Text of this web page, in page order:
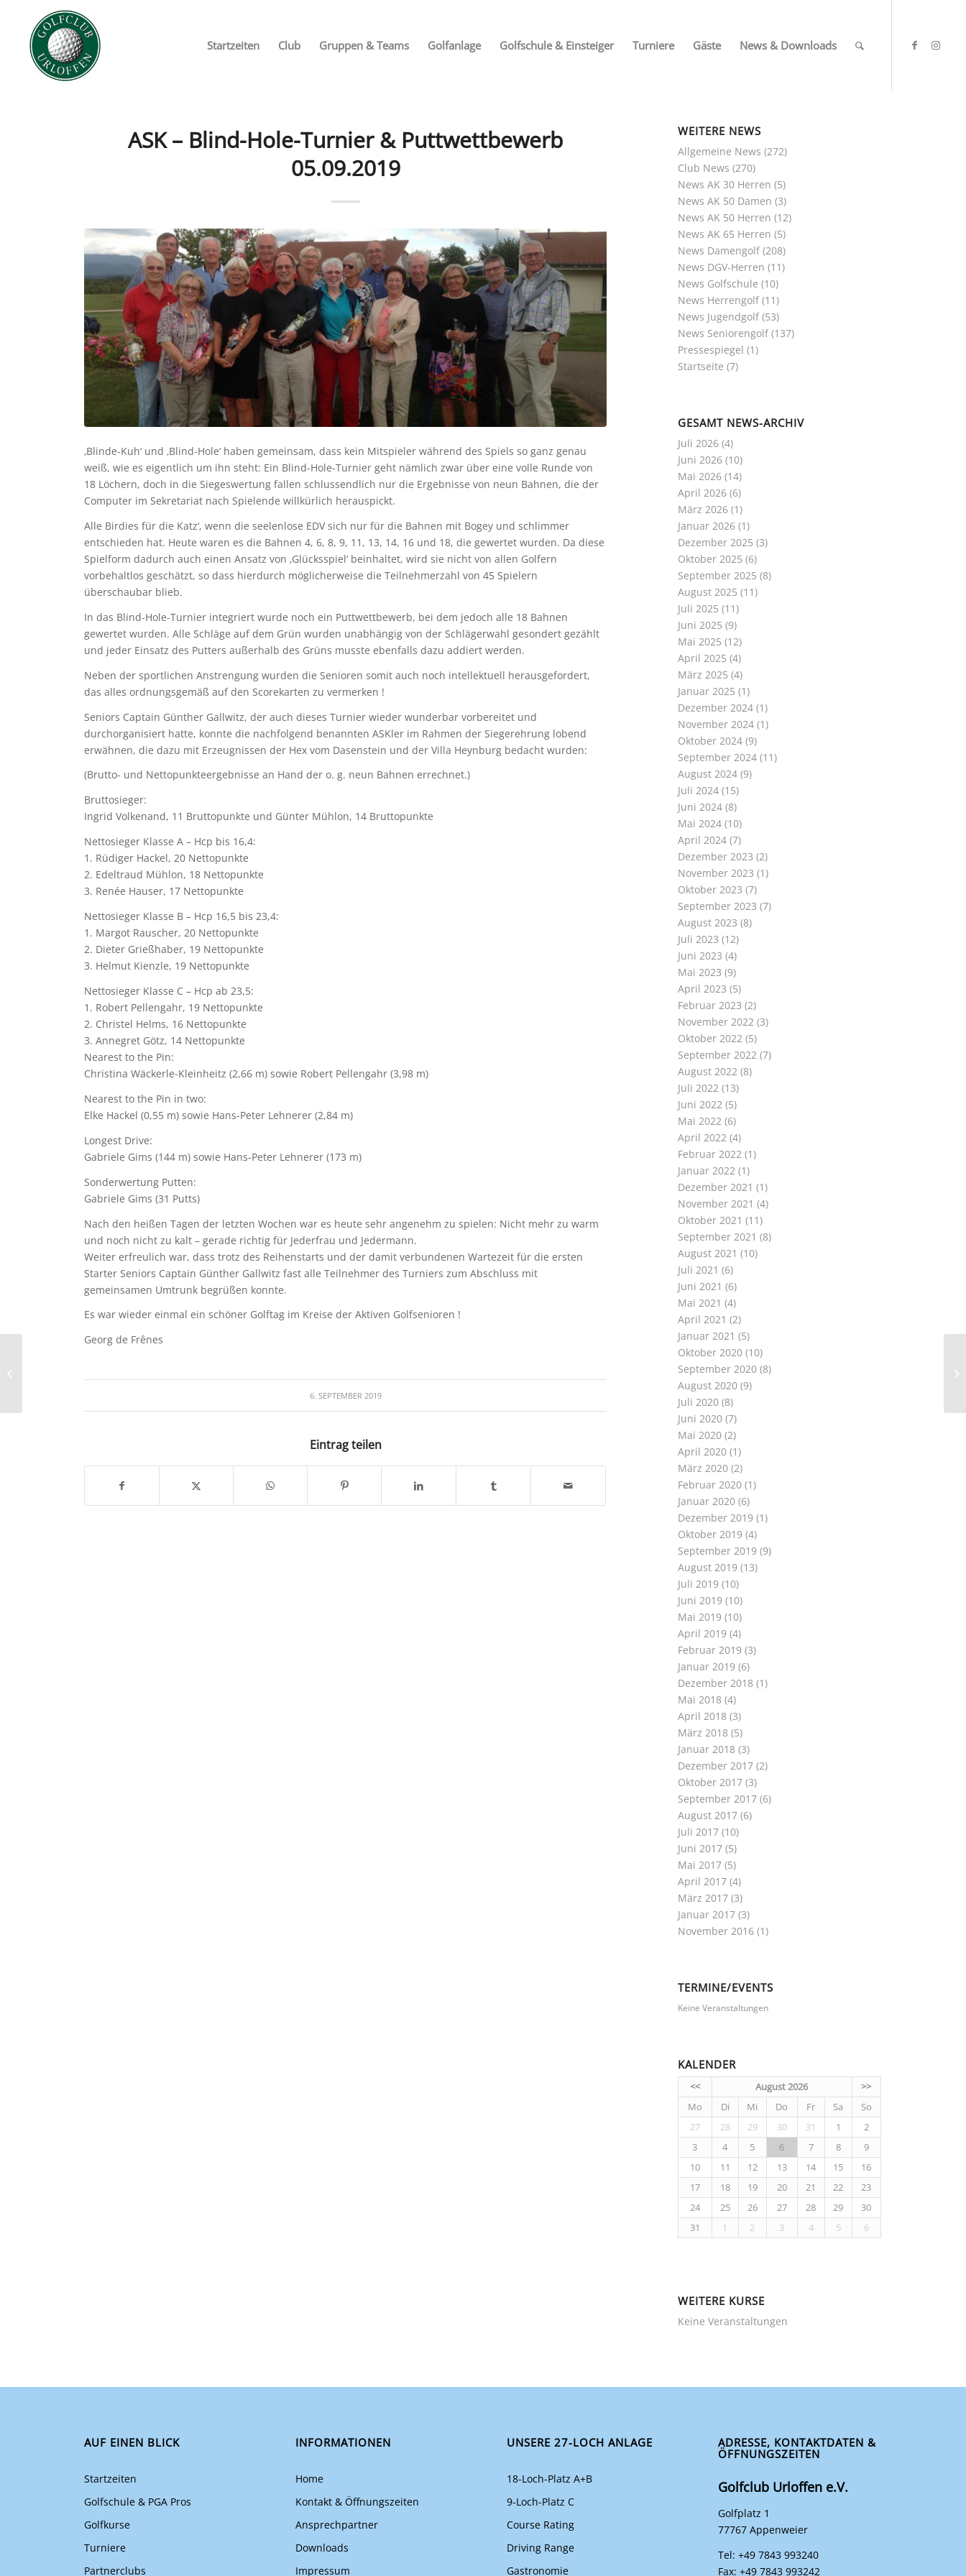
Startzeiten Club Gruppen & Teams Golfanlage Golfschule & Einsteiger Turniere Gäste News & Downloads
ASK – Blind-Hole-Turnier & Puttwettbewerb
05.09.2019
‚Blinde-Kuh‘ und ‚Blind-Hole‘ haben gemeinsam, dass kein Mitspieler während des Spiels so ganz genau
weiß, wie es eigentlich um ihn steht: Ein Blind-Hole-Turnier geht nämlich zwar über eine volle Runde von
18 Löchern, doch in die Siegeswertung fallen schlussendlich nur die Ergebnisse von neun Bahnen, die der
Computer im Sekretariat nach Spielende willkürlich herauspickt.
Alle Birdies für die Katz‘, wenn die seelenlose EDV sich nur für die Bahnen mit Bogey und schlimmer
entschieden hat. Heute waren es die Bahnen 4, 6, 8, 9, 11, 13, 14, 16 und 18, die gewertet wurden. Da diese
Spielform dadurch auch einen Ansatz von ‚Glücksspiel‘ beinhaltet, wird sie nicht von allen Golfern
vorbehaltlos geschätzt, so dass hierdurch möglicherweise die Teilnehmerzahl von 45 Spielern
überschaubar blieb.
In das Blind-Hole-Turnier integriert wurde noch ein Puttwettbewerb, bei dem jedoch alle 18 Bahnen
gewertet wurden. Alle Schläge auf dem Grün wurden unabhängig von der Schlägerwahl gesondert gezählt
und jeder Einsatz des Putters außerhalb des Grüns musste ebenfalls dazu addiert werden.
Neben der sportlichen Anstrengung wurden die Senioren somit auch noch intellektuell herausgefordert,
das alles ordnungsgemäß auf den Scorekarten zu vermerken !
Seniors Captain Günther Gallwitz, der auch dieses Turnier wieder wunderbar vorbereitet und
durchorganisiert hatte, konnte die nachfolgend benannten ASKler im Rahmen der Siegerehrung lobend
erwähnen, die dazu mit Erzeugnissen der Hex vom Dasenstein und der Villa Heynburg bedacht wurden:
(Brutto- und Nettopunkteergebnisse an Hand der o. g. neun Bahnen errechnet.)
Bruttosieger:
Ingrid Volkenand, 11 Bruttopunkte und Günter Mühlon, 14 Bruttopunkte
Nettosieger Klasse A – Hcp bis 16,4:
1. Rüdiger Hackel, 20 Nettopunkte
2. Edeltraud Mühlon, 18 Nettopunkte
3. Renée Hauser, 17 Nettopunkte
Nettosieger Klasse B – Hcp 16,5 bis 23,4:
1. Margot Rauscher, 20 Nettopunkte
2. Dieter Grießhaber, 19 Nettopunkte
3. Helmut Kienzle, 19 Nettopunkte
Nettosieger Klasse C – Hcp ab 23,5:
1. Robert Pellengahr, 19 Nettopunkte
2. Christel Helms, 16 Nettopunkte
3. Annegret Götz, 14 Nettopunkte
Nearest to the Pin:
Christina Wäckerle-Kleinheitz (2,66 m) sowie Robert Pellengahr (3,98 m)
Nearest to the Pin in two:
Elke Hackel (0,55 m) sowie Hans-Peter Lehnerer (2,84 m)
Longest Drive:
Gabriele Gims (144 m) sowie Hans-Peter Lehnerer (173 m)
Sonderwertung Putten:
Gabriele Gims (31 Putts)
Nach den heißen Tagen der letzten Wochen war es heute sehr angenehm zu spielen: Nicht mehr zu warm
und noch nicht zu kalt – gerade richtig für Jederfrau und Jedermann.
Weiter erfreulich war, dass trotz des Reihenstarts und der damit verbundenen Wartezeit für die ersten
Starter Seniors Captain Günther Gallwitz fast alle Teilnehmer des Turniers zum Abschluss mit
gemeinsamen Umtrunk begrüßen konnte.
Es war wieder einmal ein schöner Golftag im Kreise der Aktiven Golfsenioren !
Georg de Frênes
6. SEPTEMBER 2019
Eintrag teilen
WEITERE NEWS
Allgemeine News (272)
Club News (270)
News AK 30 Herren (5)
News AK 50 Damen (3)
News AK 50 Herren (12)
News AK 65 Herren (5)
News Damengolf(208)
News DGV-Herren (11)
News Golfschule (10)
News Herrengolf(11)
News Jugendgolf(53)
News Seniorengolf(137)
Pressespiegel (1)
Startseite (7)
GESAMT NEWS-ARCHIV
Juli 2026(4)
Juni 2026(10)
Mai 2026(14)
April 2026(6)
März 2026(1)
Januar 2026(1)
Dezember 2025 (3)
Oktober 2025 (6)
September 2025 (8)
August 2025 (11)
Juli 2025 (11)
Juni 2025 (9)
Mai 2025 (12)
April 2025 (4)
März 2025 (4)
Januar 2025 (1)
Dezember 2024(1)
November 2024(1)
Oktober 2024(9)
September 2024(11)
August 2024(9)
Juli 2024(15)
Juni 2024(8)
Mai 2024(10)
April 2024(7)
Dezember 2023 (2)
November 2023 (1)
Oktober 2023 (7)
September 2023 (7)
August 2023 (8)
Juli 2023 (12)
Juni 2023 (4)
Mai 2023 (9)
April 2023 (5)
Februar 2023 (2)
November 2022(3)
Oktober 2022(5)
September 2022(7)
August 2022(8)
Juli 2022(13)
Juni 2022(5)
Mai 2022(6)
April 2022(4)
Februar 2022(1)
Januar 2022(1)
Dezember 2021 (1)
November 2021 (4)
Oktober 2021 (11)
September 2021 (8)
August 2021 (10)
Juli 2021 (6)
Juni 2021 (6)
Mai 2021 (4)
April 2021 (2)
Januar 2021 (5)
Oktober 2020(10)
September 2020(8)
August 2020(9)
Juli 2020(8)
Juni 2020(7)
Mai 2020(2)
April 2020(1)
März 2020(2)
Februar 2020(1)
Januar 2020(6)
Dezember 2019(1)
Oktober 2019(4)
September 2019(9)
August 2019(13)
Juli 2019(10)
Juni 2019(10)
Mai 2019(10)
April 2019(4)
Februar 2019(3)
Januar 2019(6)
Dezember 2018(1)
Mai 2018(4)
April 2018(3)
März 2018(5)
Januar 2018(3)
Dezember 2017(2)
Oktober 2017(3)
September 2017(6)
August 2017(6)
Juli 2017(10)
Juni 2017(5)
Mai 2017(5)
April 2017(4)
März 2017(3)
Januar 2017(3)
November 2016(1)
TERMINE/EVENTS
Keine Veranstaltungen
KALENDER
<< August 2026
>>
Mo
Di Mi Do Fr Sa
So
27
28 29 30 31 1
2
3
4 5 6 7 8
9
10
11 12 13 14 15
16
17
18 19 20 21 22
23
24
25 26 27 28 29
30
31
1 2 3 4 5 6
WEITERE KURSE
Keine Veranstaltungen
AUF EINEN BLICK
Startzeiten
Golfschule & PGA Pros
Golfkurse
Turniere
Partnerclubs
INFORMATIONEN
Home
Kontakt & Öffnungszeiten
Ansprechpartner
Downloads
Impressum
UNSERE 27-LOCH ANLAGE
18-Loch-Platz A+B
9-Loch-Platz C
Course Rating
Driving Range
Gastronomie
ADRESSE, KONTAKTDATEN &
ÖFFNUNGSZEITEN
Golfclub Urloffen e.V.
Golfplatz 1
77767 Appenweier
Tel: +49 7843 993240
Fax: +49 7843 993242